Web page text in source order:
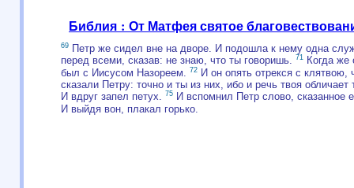
Библия : От Матфея святое
69 Петр же сидел вне на дворе. И подошла к нему одна
перед всеми, сказав: не знаю, что ты говоришь. 71 Когда же
был с Иисусом Назореем.
72 И он опять отрекся с
сказали Петру: точно и ты из них, ибо и речь твоя обличает
И вдруг запел петух. 75 И вспомнил Петр слово,
И выйдя вон, плакал горько.